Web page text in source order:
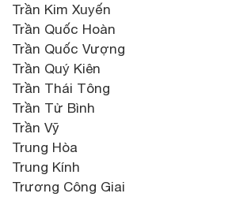
Trần Kim Xuyến
Trần Quốc Hoàn
Trần Quốc Vượng
Trần Quý Kiên
Trần Thái Tông
Trần Tử Bình
Trần Vỹ
Trung Hòa
Trung Kính
Trương Công Giai